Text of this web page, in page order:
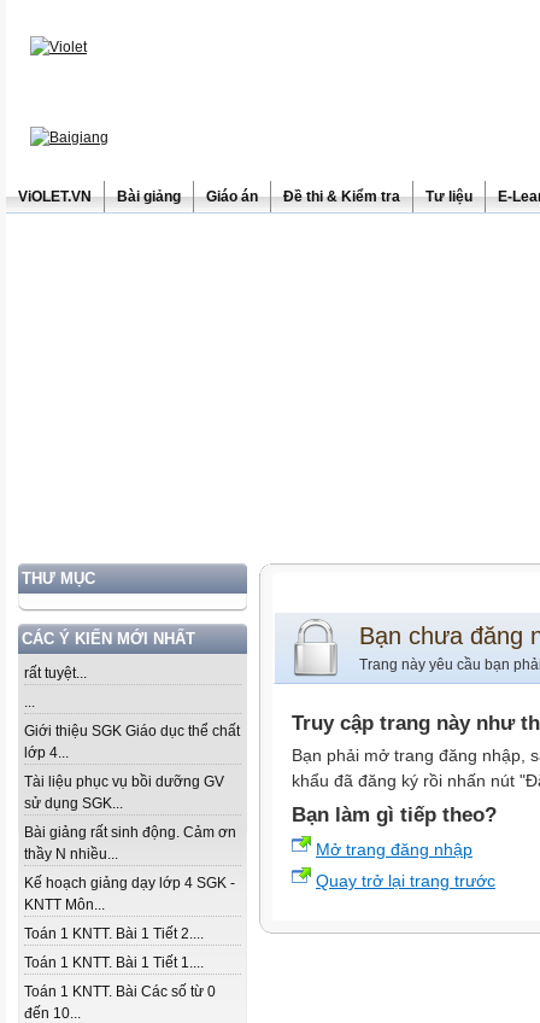
ViOLET.VN Bài giảng Giáo án Đề thi & Kiểm tra Tư liệu E-
THƯ MỤC
CÁC Ý KIẾN MỚI NHẤT
rất tuyệt...
...
Giới thiệu SGK Giáo dục thể chất
lớp 4...
Tài liệu phục vụ bồi dưỡng GV
sử dụng SGK...
Bài giảng rất sinh động. Cảm ơn
thầy N nhiều...
Kế hoạch giảng dạy lớp 4 SGK -
KNTT Môn...
Toán 1 KNTT. Bài 1 Tiết 2....
Toán 1 KNTT. Bài 1 Tiết 1....
Toán 1 KNTT. Bài Các số từ 0
đến 10...
Bạn chưa đăng
Trang này yêu cầu bạn
Truy cập trang này như
Bạn phải mở trang đăng nhập,
khẩu đã đăng ký rồi nhấn nút
Bạn làm gì tiếp theo?
Mở trang đăng nhập
Quay trở lại trang trước